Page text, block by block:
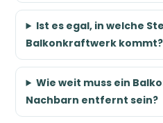
Ist es egal, in welche
Balkonkraftwerk kommt?
Wie weit muss ein
Nachbarn entfernt sein?